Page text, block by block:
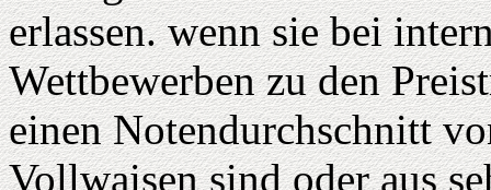
erlassen. wenn sie bei
Wettbewerben zu den
einen Notendurchschnitt
Vollwaisen sind oder aus